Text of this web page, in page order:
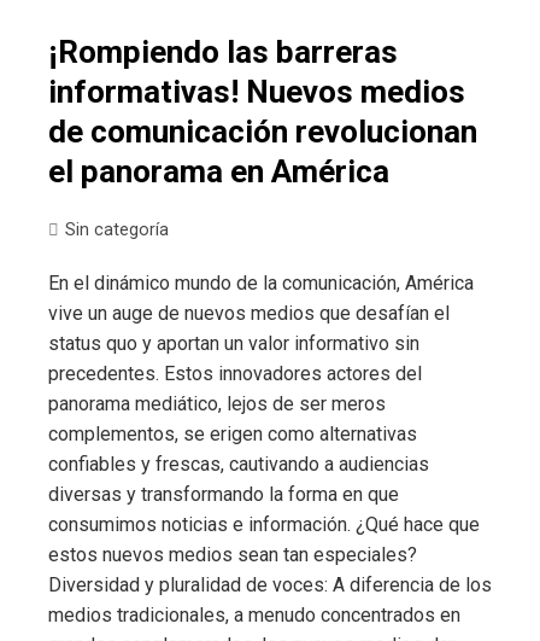
¡Rompiendo las barreras
informativas! Nuevos medios
de comunicación revolucionan
el panorama en América
Sin categoría
En el dinámico mundo de la comunicación, América
vive un auge de nuevos medios que desafían el
status quo y aportan un valor informativo sin
precedentes. Estos innovadores actores del
panorama mediático, lejos de ser meros
complementos, se erigen como alternativas
confiables y frescas, cautivando a audiencias
diversas y transformando la forma en que
consumimos noticias e información. ¿Qué hace que
estos nuevos medios sean tan especiales?
Diversidad y pluralidad de voces: A diferencia de los
medios tradicionales, a menudo concentrados en